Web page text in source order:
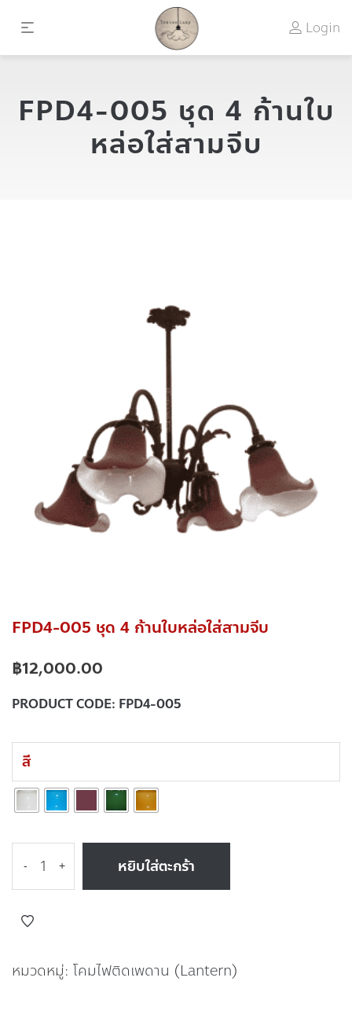
Login
FPD4-005 ชุด 4 ก้านใบ
หล่อใส่สามจีบ
FPD4-005 ชุด 4 ก้านใบหล่อใส่สามจีบ
฿12,000.00
PRODUCT CODE: FPD4-005
สี
- + หยิบใส่ตะกร้า
หมวดหมู่: โคมไฟติดเพดาน (Lantern)